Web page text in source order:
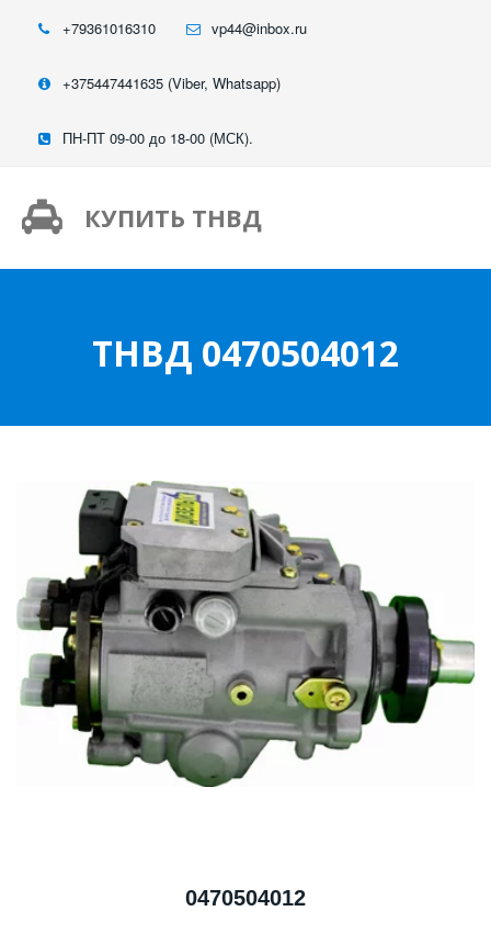
+79361016310 vp44@inbox.ru
+375447441635 (Viber, Whatsapp)
ПН-ПТ 09-00 до 18-00 (МСК).
КУПИТЬ ТНВД
ТНВД 0470504012
0470504012